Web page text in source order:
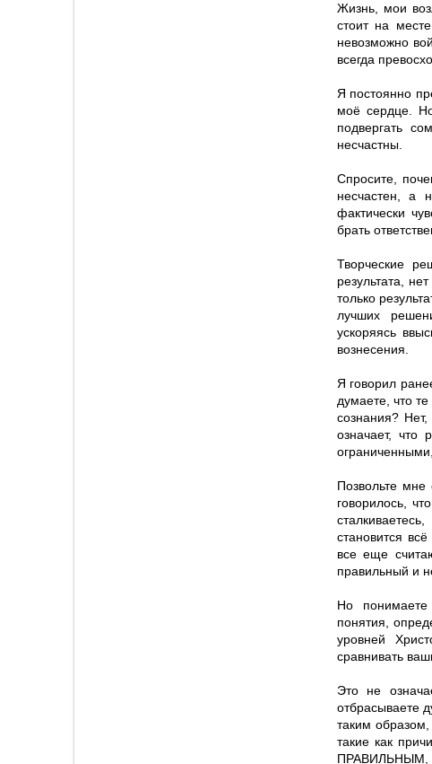
Жизнь, мои
стоит на
невозможно
всегда
Я постоянно
моё сердце.
подвергать
несчастны.
Спросите,
несчастен, а
фактически
брать
Творческие
результата,
только
лучших
ускоряясь
вознесения.
Я говорил
думаете, что
сознания?
означает, что
Позвольте
говорилось,
становится
все еще
правильный и
Но понимаете
понятия,
уровней
сравнивать
Это не
отбрасываете
таким
такие как
ПРАВИЛЬНЫМ,